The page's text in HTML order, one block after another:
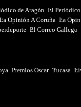
de Aragón El Periódico
La Opinión A Coruña La
El Correo Gallego
Premios Oscar Tucasa